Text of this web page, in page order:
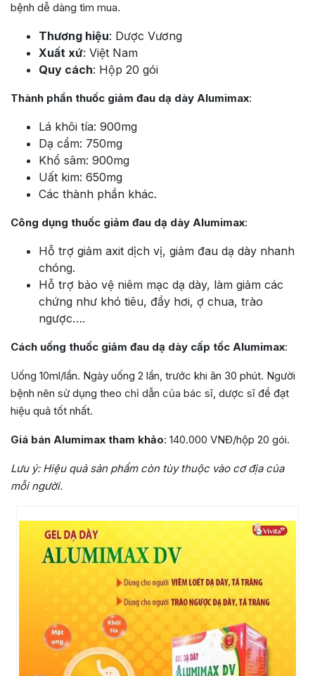
bệnh dễ dàng tìm mua.
Thương hiệu: Dược Vương
Xuất xứ: Việt Nam
Quy cách: Hộp 20 gói
Thành phần thuốc giảm đau dạ dày Alumimax:
Lá khôi tía: 900mg
Dạ cẩm: 750mg
Khổ sâm: 900mg
Uất kim: 650mg
Các thành phần khác.
Công dụng thuốc giảm đau dạ dày Alumimax:
Hỗ trợ giảm axit dịch vị, giảm đau dạ dày nhanh
chóng.
Hỗ trợ bảo vệ niêm mạc dạ dày, làm giảm các
chứng như khó tiêu, đầy hơi, ợ chua, trào
ngược….
Cách uống thuốc giảm đau dạ dày cấp tốc Alumimax:
Uống 10ml/lần. Ngày uống 2 lần, trước khi ăn 30 phút. Người
bệnh nên sử dụng theo chỉ dẫn của bác sĩ, dược sĩ để đạt
hiệu quả tốt nhất.
Giá bán Alumimax tham khảo: 140.000 VNĐ/hộp 20 gói.
Lưu ý: Hiệu quả sản phẩm còn tùy thuộc vào cơ địa của
mỗi người.